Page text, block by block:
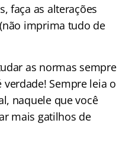
faça as alterações
imprima tudo de
as normas sempre
verdade! Sempre leia o
naquele que você
mais gatilhos de